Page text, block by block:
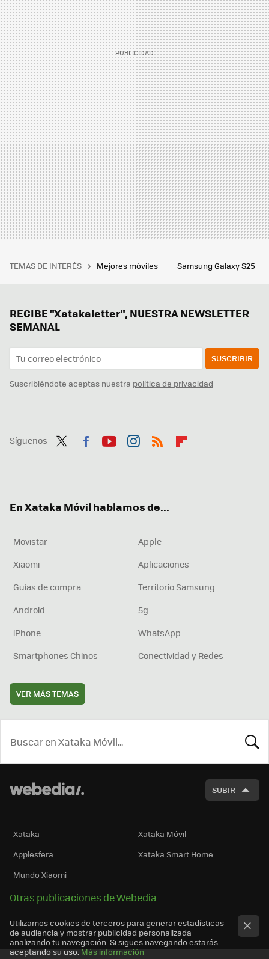
TEMAS DE INTERÉS Mejores móviles Samsung Galaxy S25
RECIBE "Xatakaletter", NUESTRA NEWSLETTER
SEMANAL
SUSCRIBIR
Suscribiéndote aceptas nuestra política de privacidad
Síguenos
En Xataka Móvil hablamos de...
Movistar
Apple
Xiaomi
Aplicaciones
Guías de compra
Territorio Samsung
Android
5g
iPhone
WhatsApp
Smartphones Chinos
Conectividad y Redes
VER MÁS TEMAS
SUBIR
Xataka
Xataka Móvil
Applesfera
Xataka Smart Home
Mundo Xiaomi
Otras publicaciones de Webedia
Utilizamos cookies de terceros para generar estadísticas
de audiencia y mostrar publicidad personalizada
analizando tu navegación. Si sigues navegando estarás
aceptando su uso. Más información